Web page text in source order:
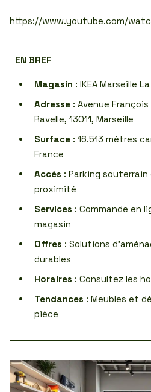
https://www.youtube.com/
EN BREF
Magasin : IKEA Marseille
Adresse: Avenue François
Ravelle, 13011, Marseille
Surface: 16.513 mètres
France
Accès : Parking
proximité
Services : Commande en
magasin
Offres : Solutions
durables
Horaires : Consultez les
Tendances : Meubles et
pièce